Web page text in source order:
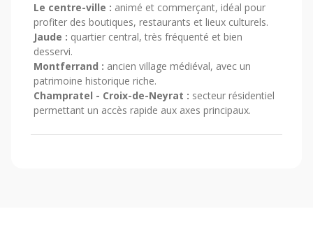
Le centre-ville : animé et commerçant, idéal pour
profiter des boutiques, restaurants et lieux culturels.
Jaude : quartier central, très fréquenté et bien
desservi.
Montferrand : ancien village médiéval, avec un
patrimoine historique riche.
Champratel - Croix-de-Neyrat : secteur résidentiel
permettant un accès rapide aux axes principaux.